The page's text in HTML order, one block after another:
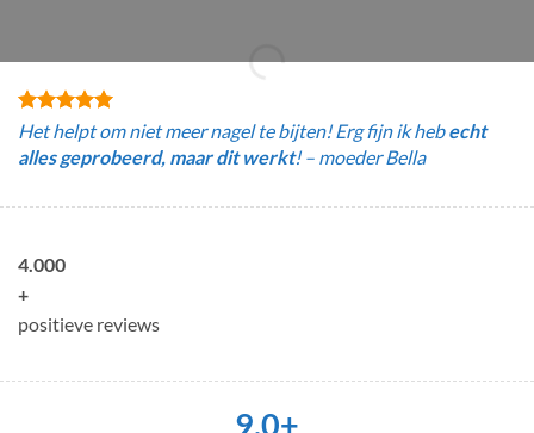
Het helpt om niet meer nagel te bijten! Erg fijn ik hebecht
alles geprobeerd, maar dit werkt! – moeder Bella
4.000
+
positieve reviews
9.0+